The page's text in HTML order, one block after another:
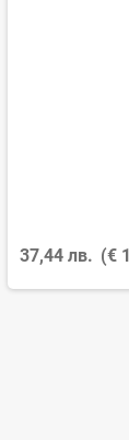
37,44 лв. (€